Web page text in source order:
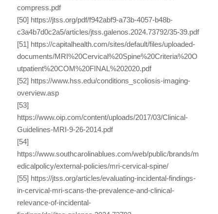
compress.pdf
[50] https://jtss.org/pdf/f942abf9-a73b-4057-b48b-
c3a4b7d0c2a5/articles/jtss.galenos.2024.73792/35-39.pdf
[51] https://capitalhealth.com/sites/default/files/uploaded-
documents/MRI%20Cervical%20Spine%20Criteria%20O
utpatient%20COM%20FINAL%202020.pdf
[52] https://www.hss.edu/conditions_scoliosis-imaging-
overview.asp
[53]
https://www.oip.com/content/uploads/2017/03/Clinical-
Guidelines-MRI-9-26-2014.pdf
[54]
https://www.southcarolinablues.com/web/public/brands/m
edicalpolicy/external-policies/mri-cervical-spine/
[55] https://jtss.org/articles/evaluating-incidental-findings-
in-cervical-mri-scans-the-prevalence-and-clinical-
relevance-of-incidental-